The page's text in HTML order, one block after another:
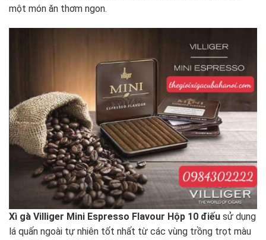
một món ăn thơm ngon.
Xì gà Villiger Mini Espresso Flavour Hộp 10 điếu sử dụng
lá quấn ngoài tự nhiên tốt nhất từ ​​các vùng trồng trọt màu